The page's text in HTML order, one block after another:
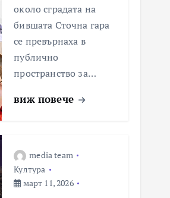
около сградата на
бившата Сточна гара
се превърнаха в
публично
пространство за…
виж повече
media team
Култура
март 11, 2026